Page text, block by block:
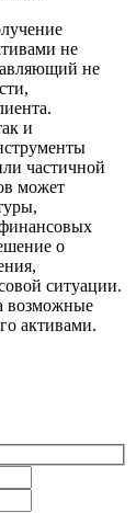
не
не
и
частичной
может
о
ситуации.
возможные
активами.